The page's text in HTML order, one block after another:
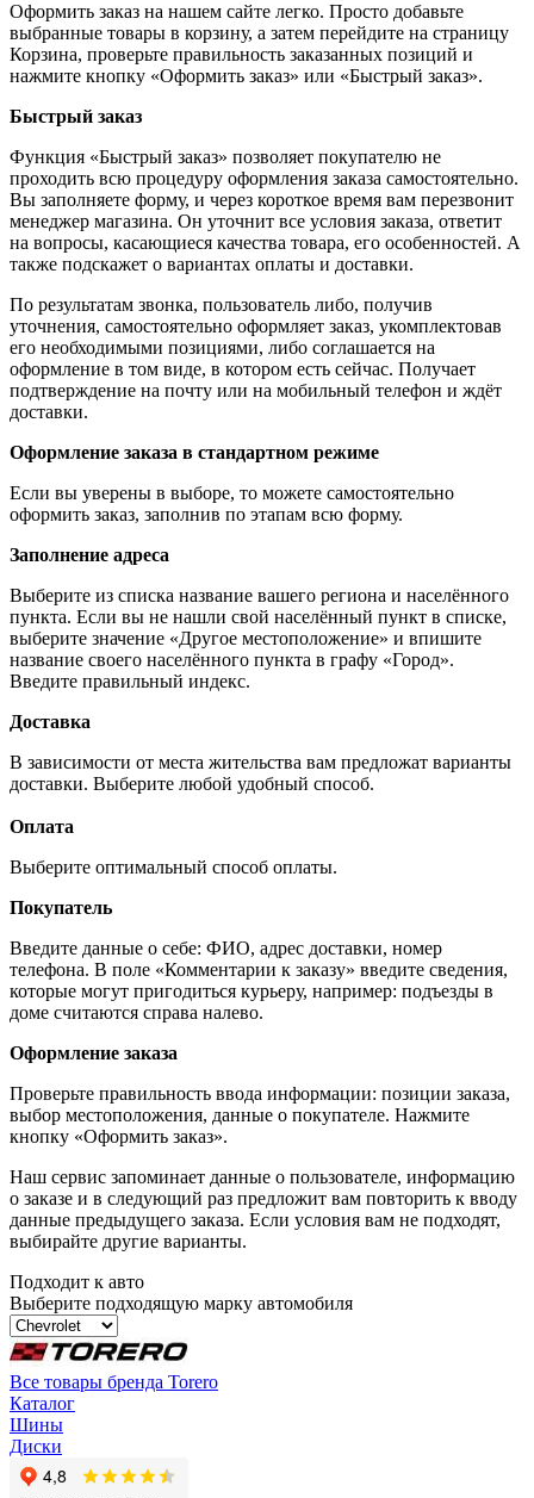
Оформить заказ на нашем сайте легко. Просто добавьте
выбранные товары в корзину, а затем перейдите на страницу
Корзина, проверьте правильность заказанных позиций и
нажмите кнопку «Оформить заказ» или «Быстрый заказ».
Быстрый заказ
Функция «Быстрый заказ» позволяет покупателю не
проходить всю процедуру оформления заказа самостоятельно.
Вы заполняете форму, и через короткое время вам перезвонит
менеджер магазина. Он уточнит все условия заказа, ответит
на вопросы, касающиеся качества товара, его особенностей. А
также подскажет о вариантах оплаты и доставки.
По результатам звонка, пользователь либо, получив
уточнения, самостоятельно оформляет заказ, укомплектовав
его необходимыми позициями, либо соглашается на
оформление в том виде, в котором есть сейчас. Получает
подтверждение на почту или на мобильный телефон и ждёт
доставки.
Оформление заказа в стандартном режиме
Если вы уверены в выборе, то можете самостоятельно
оформить заказ, заполнив по этапам всю форму.
Заполнение адреса
Выберите из списка название вашего региона и населённого
пункта. Если вы не нашли свой населённый пункт в списке,
выберите значение «Другое местоположение» и впишите
название своего населённого пункта в графу «Город».
Введите правильный индекс.
Доставка
В зависимости от места жительства вам предложат варианты
доставки. Выберите любой удобный способ.
Оплата
Выберите оптимальный способ оплаты.
Покупатель
Введите данные о себе: ФИО, адрес доставки, номер
телефона. В поле «Комментарии к заказу» введите сведения,
которые могут пригодиться курьеру, например: подъезды в
доме считаются справа налево.
Оформление заказа
Проверьте правильность ввода информации: позиции заказа,
выбор местоположения, данные о покупателе. Нажмите
кнопку «Оформить заказ».
Наш сервис запоминает данные о пользователе, информацию
о заказе и в следующий раз предложит вам повторить к вводу
данные предыдущего заказа. Если условия вам не подходят,
выбирайте другие варианты.
Подходит к авто
Выберите подходящую марку автомобиля
Все товары бренда Torero
Каталог
Шины
Диски